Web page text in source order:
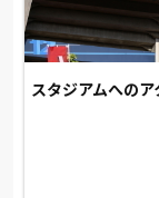
スタジアムへのア